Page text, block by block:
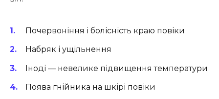
Почервоніння і болісність краю повіки
Набряк і ущільнення
Іноді — невелике підвищення температури
Поява гнійника на шкірі повіки